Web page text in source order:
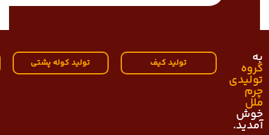
به
گروه
تولیدی
چرم
ملل
خوش
آمدید.
تولید کیف تولید کوله پشتی